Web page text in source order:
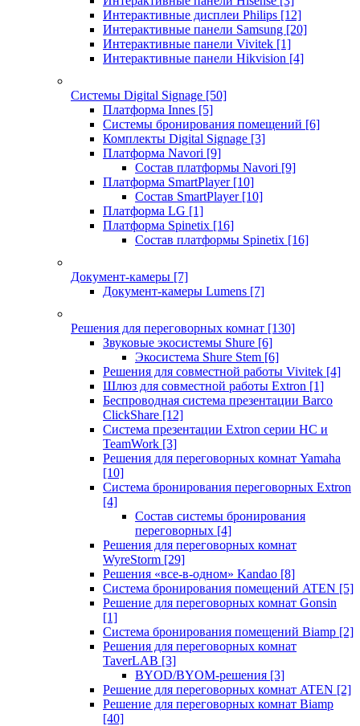
Интерактивные дисплеи Philips [12]
Интерактивные панели Samsung [20]
Интерактивные панели Vivitek [1]
Интерактивные панели Hikvision [4]
Системы Digital Signage [50]
Платформа Innes [5]
Системы бронирования помещений [6]
Комплекты Digital Signage [3]
Платформа Navori [9]
Состав платформы Navori [9]
Платформа SmartPlayer [10]
Состав SmartPlayer [10]
Платформа LG [1]
Платформа Spinetix [16]
Состав платформы Spinetix [16]
Документ-камеры [7]
Документ-камеры Lumens [7]
Решения для переговорных комнат [130]
Звуковые экосистемы Shure [6]
Экосистема Shure Stem [6]
Решения для совместной работы Vivitek [4]
Шлюз для совместной работы Extron [1]
Беспроводная система презентации Barco
ClickShare [12]
Система презентации Extron серии HC и
TeamWork [3]
Решения для переговорных комнат Yamaha
[10]
Система бронирования переговорных Extron
[4]
Состав системы бронирования
переговорных [4]
Решения для переговорных комнат
WyreStorm [29]
Решения «все-в-одном» Kandao [8]
Система бронирования помещений ATEN [5]
Решение для переговорных комнат Gonsin
[1]
Система бронирования помещений Biamp [2]
Решения для переговорных комнат
TaverLAB [3]
BYOD/BYOM-решения [3]
Решение для переговорных комнат ATEN [2]
Решение для переговорных комнат Biamp
[40]